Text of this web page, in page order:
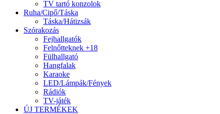
TV tartó konzolok
Ruha/Cipő/Táska
Táska/Hátizsák
Szórakozás
Fejhallgatók
Felnőtteknek +18
Fülhallgató
Hangfalak
Karaoke
LED/Lámpák/Fények
Rádiók
TV-játék
ÚJ TERMÉKEK